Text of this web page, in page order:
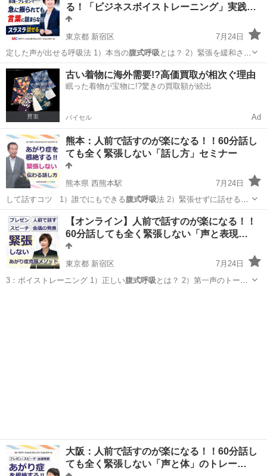
る！「ビジネスボイストレーニング」実践
セ…
東京都 新宿区
7月24日
定した声が出せる呼吸法 1）本当の腹式呼吸 とは？ 2）緊張を緩和させ
る呼吸 …
東京 新宿区 話し方 オンライン
古い着物に海外需要!?高価買取が相次ぐ理由
眠った着物が宝物に!?驚きの買取額が続出
バイセル Ad
熊本：人前で話すのが楽になる！！60分話し
ても全く緊張しない「話し方」セミナー
熊本県 西熊本駅
7月24日
して話すコツ 1）誰でにもできる腹式呼吸法 2）緊張せずに話せる話
の組み立…
熊本 熊本市 西熊本駅 話し方 あがり症
【オンライン】人前で話すのが楽になる！！
60分話しても全く緊張しない「声と表現…
東京都 新宿区
7月24日
3：ボイストレーニング 1）正しい腹式呼吸 とは？ 2）第一声のトーン
大阪：人前で話すのが楽になる！！60分話し
ても全く緊張しない「声と体」のトレー…